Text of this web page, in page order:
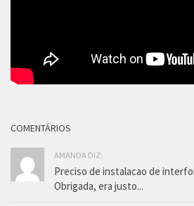
COMENTÁRIOS
AMANDA DIZ:
Preciso de instalacao de
Obrigada, era justo...